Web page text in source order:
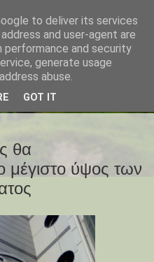
θα
μέγιστο ύψος των
to deliver its services
and user-agent are
performance and security
generate usage
abuse.
GOT IT